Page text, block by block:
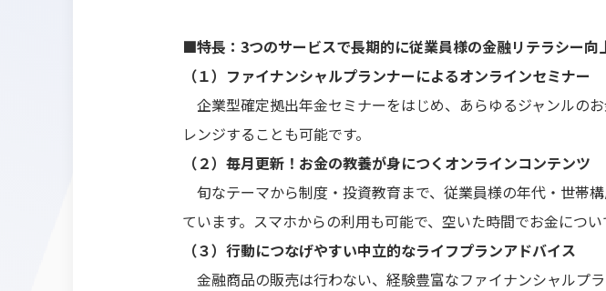
■特長：3つのサービスで長期的に従業員様の金融リテラシー向
（１）ファイナンシャルプランナーによるオンラインセミナー
企業型確定拠出年金セミナーをはじめ、あらゆるジャンルの
レンジすることも可能です。
（２）毎月更新！お金の教養が身につくオンラインコンテンツ
旬なテーマから制度・投資教育まで、従業員様の年代・世帯
ています。スマホからの利用も可能で、空いた時間でお金につい
（３）行動につなげやすい中立的なライフプランアドバイス
金融商品の販売は行わない、経験豊富なファイナンシャルプ